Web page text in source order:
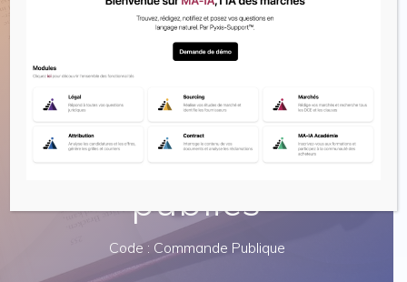
nécessaires à la
reconstruction ou à
la réfection des
équipements
publics
Code : Commande Publique